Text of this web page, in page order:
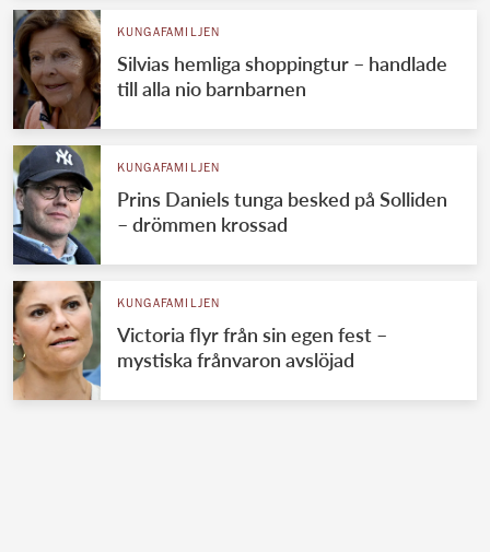
KUNGAFAMILJEN
Silvias hemliga shoppingtur – handlade
till alla nio barnbarnen
KUNGAFAMILJEN
Prins Daniels tunga besked på Solliden
– drömmen krossad
KUNGAFAMILJEN
Victoria flyr från sin egen fest –
mystiska frånvaron avslöjad